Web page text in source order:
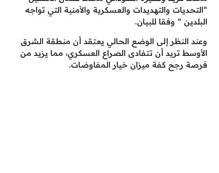
“التحديات والتهديدات والعسكرية والأمنية التي تواجه
البلدين ” وفقا للبيان.
وعند النظر إلى الوضع الحالي يعتقد أن منطقة الشرق
الأوسط تريد أن تتفادى الصراع العسكري، مما يزيد من
فرصة رجح كفة ميزان خيار المفاوضات.